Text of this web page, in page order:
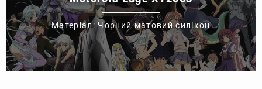
Матеріал: Чорний матовий силікон